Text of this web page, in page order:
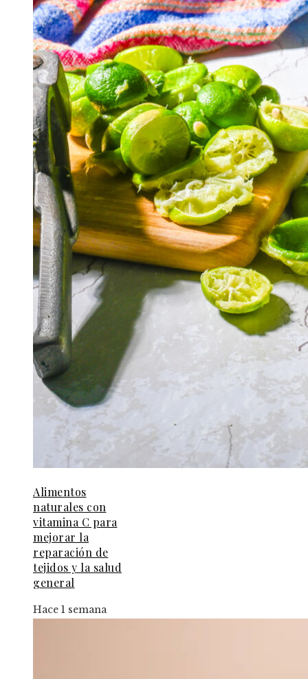
Alimentos
naturales con
vitamina C para
mejorar la
reparación de
tejidos y la salud
general
Hace 1 semana